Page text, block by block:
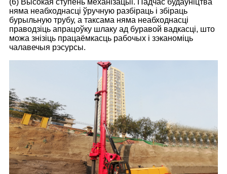
(6) Высокая ступень механізацыі. Падчас будаўніцтва
няма неабходнасці ўручную разбіраць і збіраць
бурыльную трубу, а таксама няма неабходнасці
праводзіць апрацоўку шлаку ад буравой вадкасці, што
можа знізіць працаёмкасць рабочых і зэканоміць
чалавечыя рэсурсы.